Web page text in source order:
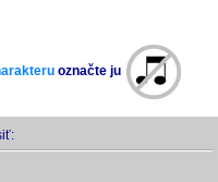
označte ju